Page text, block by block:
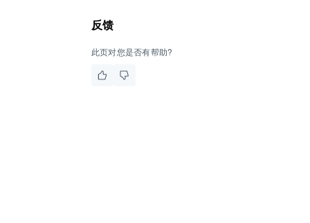
反馈
此页对您是否有帮助?